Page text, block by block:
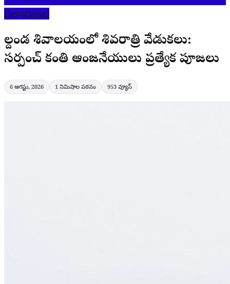
Devotional
వెల్దండ శివాలయంలో శివరాత్రి వేడుకలు:
సర్పంచ్ కంతి ఆంజనేయులు ప్రత్యేక పూజలు
6 ఆగస్టు, 2026 1 నిమిషాల పఠనం 953 వ్యూస్